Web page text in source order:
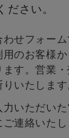
ださい。
せフォー
用のお客様
ます。営業
いたします
いただい
連絡いたし